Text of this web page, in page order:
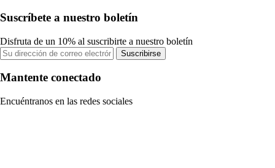
Suscríbete a nuestro boletín
Disfruta de un 10% al suscribirte a nuestro boletín
Suscribirse
Mantente conectado
Encuéntranos en las redes sociales